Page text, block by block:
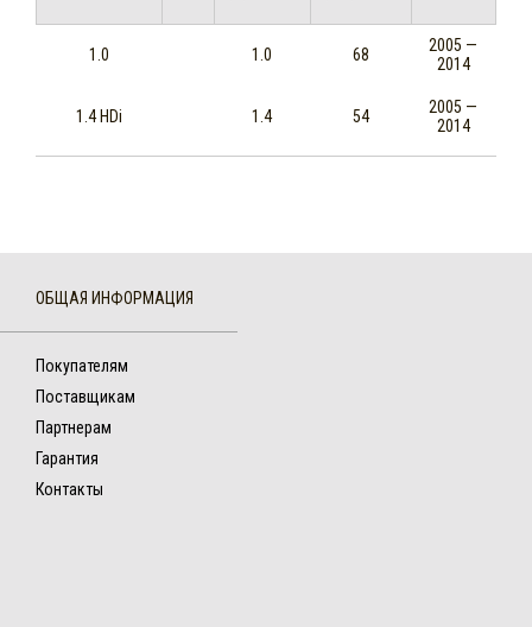
1.0 1.0 68
2005 —
2014
1.4 HDi 1.4 54
2005 —
2014
ОБЩАЯ ИНФОРМАЦИЯ
Покупателям
Поставщикам
Партнерам
Гарантия
Контакты